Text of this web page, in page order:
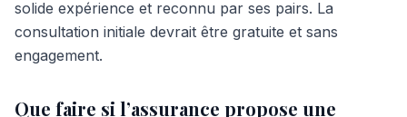
solide expérience et reconnu par ses pairs. La
consultation initiale devrait être gratuite et sans
engagement.
Que faire si l’assurance propose une